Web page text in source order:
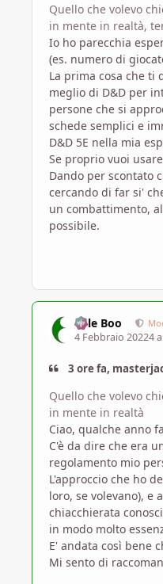
Quello che volevo
in mente in realtà,
Io ho parecchia
(es. numero di
La prima cosa che ti
meglio di D&D per
persone che si
schede semplici e
D&D 5E nella mia
Se proprio vuoi
Dando per scontato
cercando di far si'
un combattimento,
possibile.
Bille Boo
4 Febbraio 20224
3 ore fa,
Quello che volevo
in mente in realtà
Ciao, qualche anno
C'è da dire che era
regolamento mio
L'approccio che ho
loro, se volevano), e
chiacchierata
in modo molto
E' andata così bene
Mi sento di